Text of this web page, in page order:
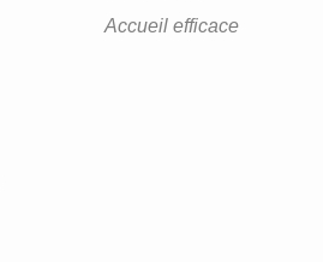
Accueil efficace